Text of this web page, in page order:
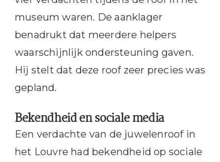
museum waren. De aanklager
benadrukt dat meerdere helpers
waarschijnlijk ondersteuning gaven.
Hij stelt dat deze roof zeer precies was
gepland.
Bekendheid en sociale media
Een verdachte van de juwelenroof in
het Louvre had bekendheid op sociale